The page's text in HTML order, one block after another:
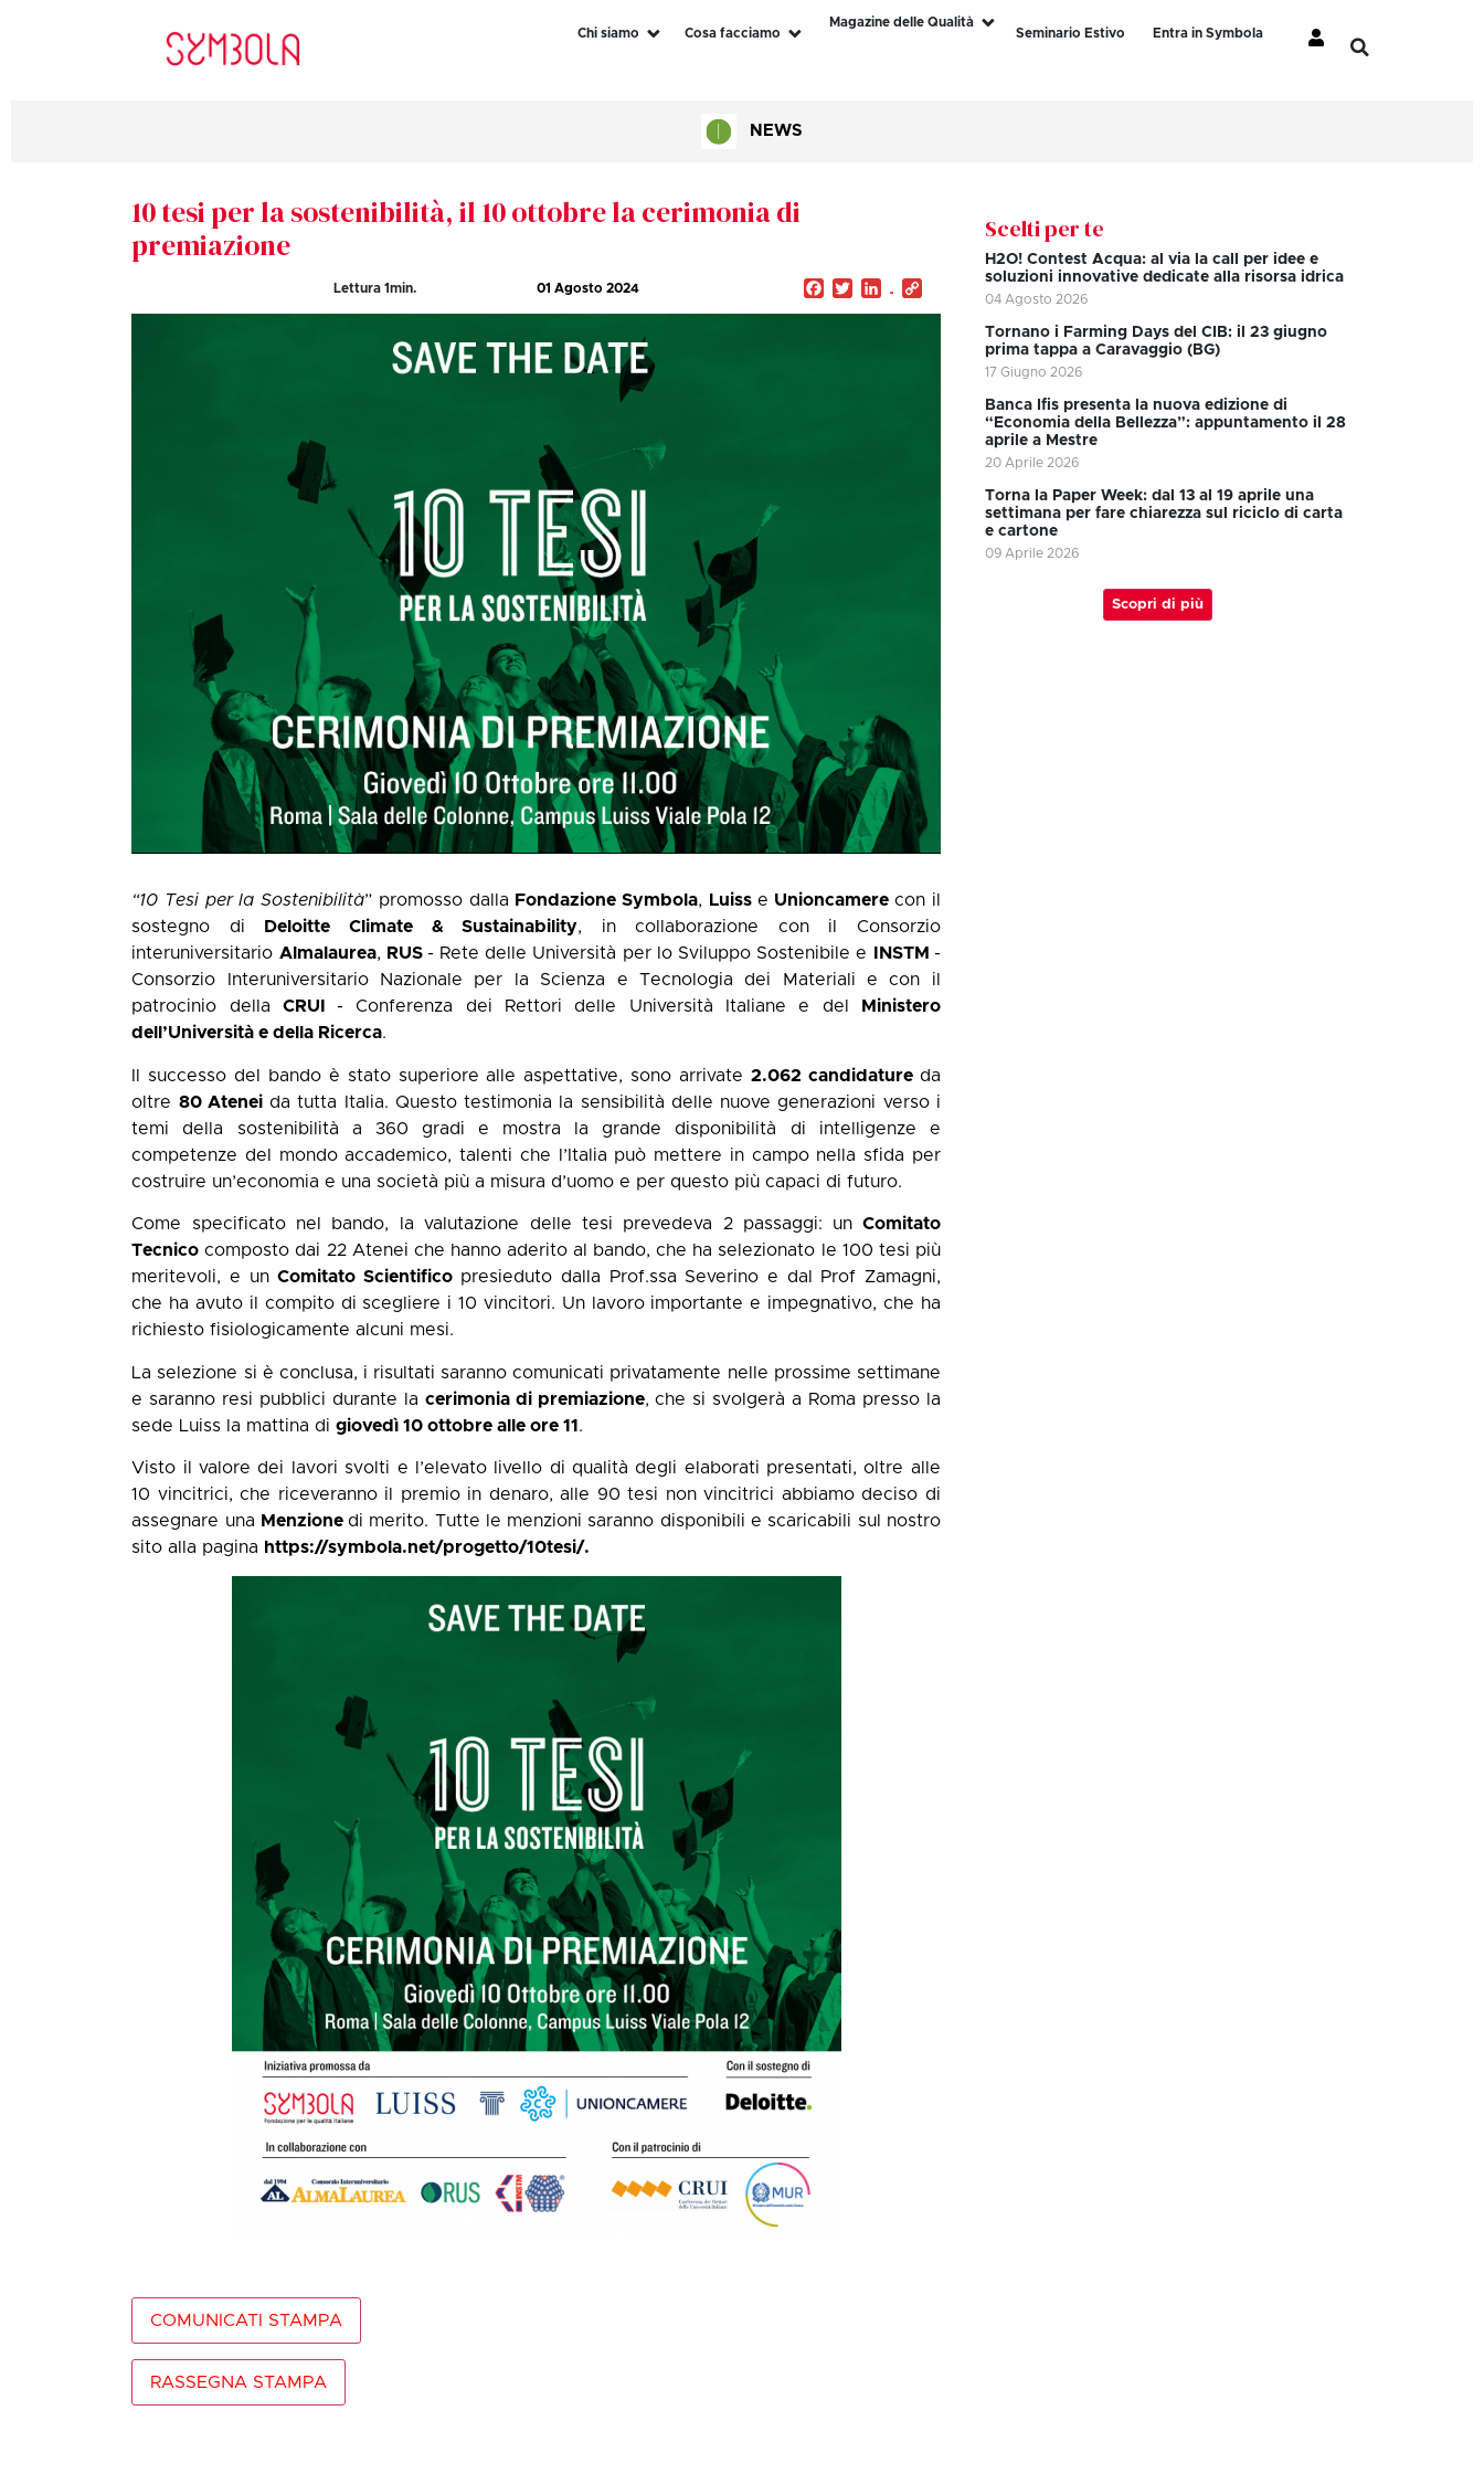
Chi siamo Cosa facciamo
Magazine delle Qualità
Seminario Estivo
Entra in Symbola
NEWS
10 tesi per la sostenibilità, il 10 ottobre la cerimonia di
premiazione
Lettura1min. 01 Agosto 2024 Facebook
TwitterLinkedIn
“10 Tesi per la Sostenibilità” promosso dalla Fondazione Symbola, Luiss e Unioncamerecon il
sostegno di
Deloitte Climate & Sustainability, in collaborazione con il Consorzio
interuniversitario Almalaurea, RUS - Rete delle Università per lo Sviluppo Sostenibile e INSTM -
Consorzio Interuniversitario Nazionale per la Scienza e Tecnologia dei Materiali e con il
patrocinio della CRUI- Conferenza dei Rettori delle Università Italiane e del
Ministero
dell’Università e della Ricerca.
Il successo del bando è stato superiore alle aspettative, sono arrivate2.062 candidature da
oltre 80 Ateneida tutta Italia. Questo testimonia la sensibilità delle nuove generazioni verso i
temi della sostenibilità a 360 gradi e mostra la grande disponibilità di intelligenze e
competenze del mondo accademico, talenti che l’Italia può mettere in campo nella sfida per
costruire un’economia e una società più a misura d’uomo e per questo più capaci di futuro.
Come specificato nel bando, la valutazione delle tesi prevedeva 2 passaggi: un Comitato
Tecnico composto dai 22 Atenei che hanno aderito al bando, che ha selezionato le 100 tesi più
meritevoli, e unComitato Scientificopresieduto dalla Prof.ssa Severino e dal Prof Zamagni,
che ha avuto il compito di scegliere i 10 vincitori. Un lavoro importante e impegnativo, che ha
richiesto fisiologicamente alcuni mesi.
La selezione si è conclusa, i risultati saranno comunicati privatamente nelle prossime settimane
e saranno resi pubblici durante la cerimonia di premiazione, che si svolgerà a Roma presso la
sede Luiss la mattina digiovedì 10 ottobre alle ore 11.
Visto il valore dei lavori svolti e l’elevato livello di qualità degli elaborati presentati, oltre alle
10 vincitrici, che riceveranno il premio in denaro, alle 90 tesi non vincitrici abbiamo deciso di
assegnare una Menzionedi merito. Tutte le menzioni saranno disponibili e scaricabili sul nostro
sito alla pagina https://symbola.net/progetto/10tesi/.
COMUNICATI STAMPA
RASSEGNA STAMPA
Scelti per te
H2O! Contest Acqua: al via la call per idee e
soluzioni innovative dedicate alla risorsa idrica
04 Agosto 2026
Tornano i Farming Days del CIB: il 23 giugno
prima tappa a Caravaggio (BG)
17 Giugno 2026
Banca Ifis presenta la nuova edizione di
“Economia della Bellezza”: appuntamento il 28
aprile a Mestre
20 Aprile 2026
Torna la Paper Week: dal 13 al 19 aprile una
settimana per fare chiarezza sul riciclo di carta
e cartone
09 Aprile 2026
Scopri di più